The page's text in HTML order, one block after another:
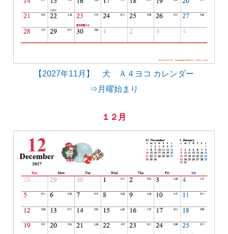
【2027年11月】 犬 Ａ４ヨコ カレンダー
⇒月曜始まり
１２月